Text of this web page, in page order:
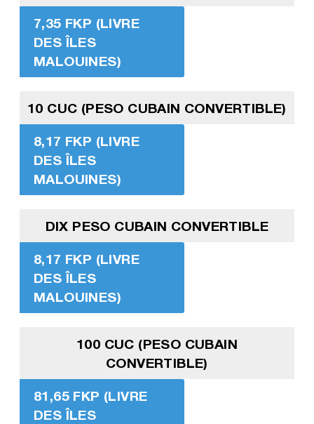
7,35 FKP (LIVRE
DES ÎLES
MALOUINES)
10 CUC (PESO CUBAIN CONVERTIBLE)
8,17 FKP (LIVRE
DES ÎLES
MALOUINES)
DIX PESO CUBAIN CONVERTIBLE
8,17 FKP (LIVRE
DES ÎLES
MALOUINES)
100 CUC (PESO CUBAIN
CONVERTIBLE)
81,65 FKP (LIVRE
DES ÎLES